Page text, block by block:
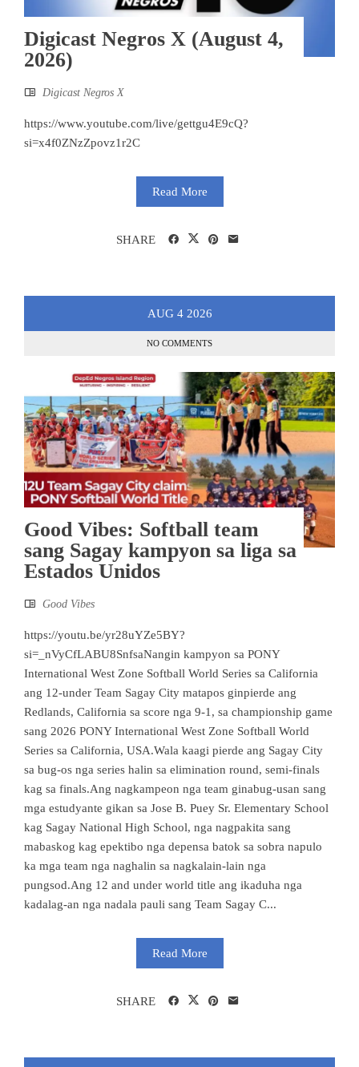
Digicast Negros X (August 4,
2026)
Digicast Negros X
https://www.youtube.com/live/gettgu4E9cQ?
si=x4f0ZNzZpovz1r2C
Read More
SHARE
AUG 4 2026
NO COMMENTS
Good Vibes: Softball team
sang Sagay kampyon sa liga sa
Estados Unidos
Good Vibes
https://youtu.be/yr28uYZe5BY?
si=_nVyCfLABU8SnfsaNangin kampyon sa PONY
International West Zone Softball World Series sa California
ang 12-under Team Sagay City matapos ginpierde ang
Redlands, California sa score nga 9-1, sa championship game
sang 2026 PONY International West Zone Softball World
Series sa California, USA.Wala kaagi pierde ang Sagay City
sa bug-os nga series halin sa elimination round, semi-finals
kag sa finals.Ang nagkampeon nga team ginabug-usan sang
mga estudyante gikan sa Jose B. Puey Sr. Elementary School
kag Sagay National High School, nga nagpakita sang
mabaskog kag epektibo nga depensa batok sa sobra napulo
ka mga team nga naghalin sa nagkalain-lain nga
pungsod.Ang 12 and under world title ang ikaduha nga
kadalag-an nga nadala pauli sang Team Sagay C...
Read More
SHARE